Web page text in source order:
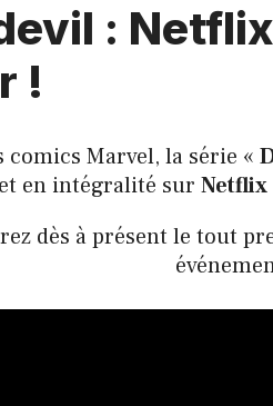
:
!
comics Marvel, la série «
en intégralité sur Netflix
dès à présent le tout